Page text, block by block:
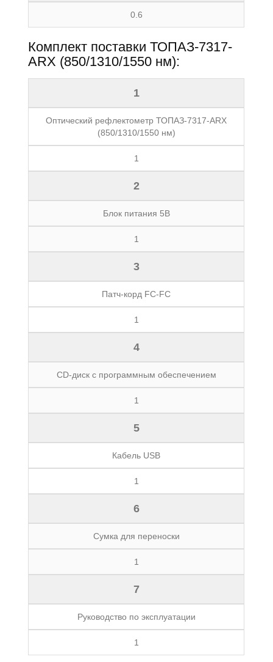
0.6
Комплект поставки ТОПАЗ-7317-
ARX (850/1310/1550 нм):
1
Оптический рефлектометр ТОПАЗ-7317-ARX
(850/1310/1550 нм)
1
2
Блок питания 5В
1
3
Патч-корд FC-FC
1
4
CD-диск с программным обеспечением
1
5
Кабель USB
1
6
Сумка для переноски
1
7
Руководство по эксплуатации
1